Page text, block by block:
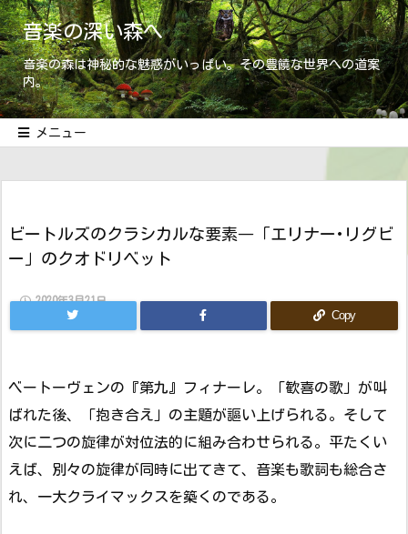
音楽の深い森へ
音楽の森は神秘的な魅惑がいっぱい。その豊饒な世界への道案
内。
メニュー
ビートルズのクラシカルな要素―「エリナー･リグビ
ー」のクオドリベット
2020年3月21日
Copy
ベートーヴェンの『第九』フィナーレ。「歓喜の歌」が叫
ばれた後、「抱き合え」の主題が謳い上げられる。そして
次に二つの旋律が対位法的に組み合わせられる。平たくい
えば、別々の旋律が同時に出てきて、音楽も歌詞も総合さ
れ、一大クライマックスを築くのである。